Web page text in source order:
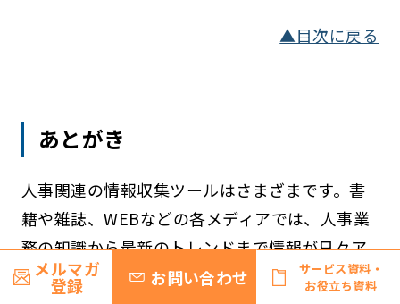
▲目次に戻る
あとがき
人事関連の情報収集ツールはさまざまです。書
籍や雑誌、WEBなどの各メディアでは、人事業
務の知識から最新のトレンドまで情報が日々ア
ップデートされています。
メルマガ
登録 お問い合わせ
サービス資料・
お役立ち資料